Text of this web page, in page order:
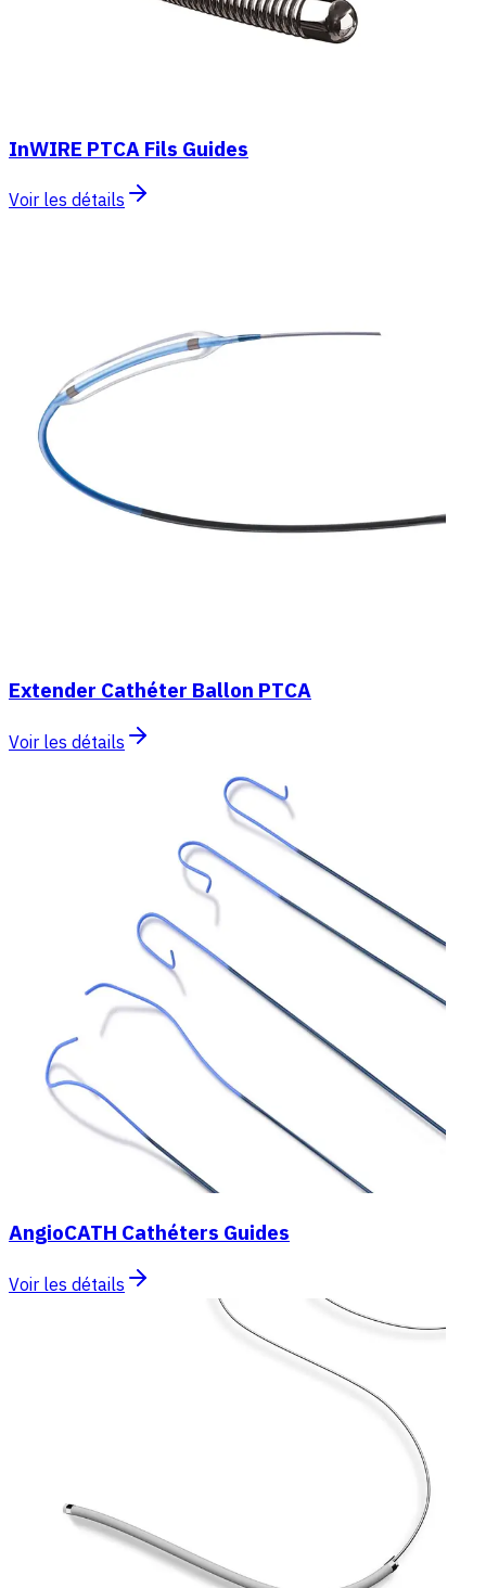
InWIRE PTCA Fils Guides
Voir les détails
Extender Cathéter Ballon PTCA
Voir les détails
AngioCATH Cathéters Guides
Voir les détails